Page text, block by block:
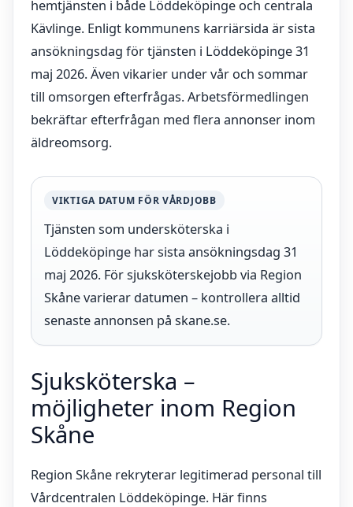
hemtjänsten i både Löddeköpinge och centrala
Kävlinge. Enligt kommunens karriärsida är sista
ansökningsdag för tjänsten i Löddeköpinge 31
maj 2026. Även vikarier under vår och sommar
till omsorgen efterfrågas. Arbetsförmedlingen
bekräftar efterfrågan med flera annonser inom
äldreomsorg.
VIKTIGA DATUM FÖR VÅRDJOBB
Tjänsten som undersköterska i
Löddeköpinge har sista ansökningsdag 31
maj 2026. För sjuksköterskejobb via Region
Skåne varierar datumen – kontrollera alltid
senaste annonsen på skane.se.
Sjuksköterska –
möjligheter inom Region
Skåne
Region Skåne rekryterar legitimerad personal till
Vårdcentralen Löddeköpinge. Här finns